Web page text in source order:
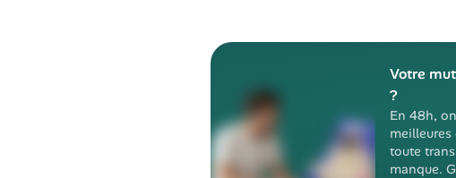
Votre
?
En 48h,
toute
manque.